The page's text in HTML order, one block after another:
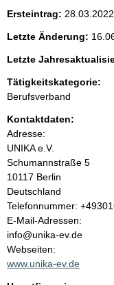
e
n
i
n
h
a
l
t
Ersteintrag: 28.03.2022
Letzte Änderung:
Letzte
Tätigkeitskategorie:
Berufsverband
Kontaktdaten:
Adresse:
UNIKA e.V.
Schumannstraße 5
10117 Berlin
Deutschland
K
o
n
t
a
Telefonnummer:
E-Mail-Adressen:
info@unika-ev.de
Webseiten:
www.unika-ev.de